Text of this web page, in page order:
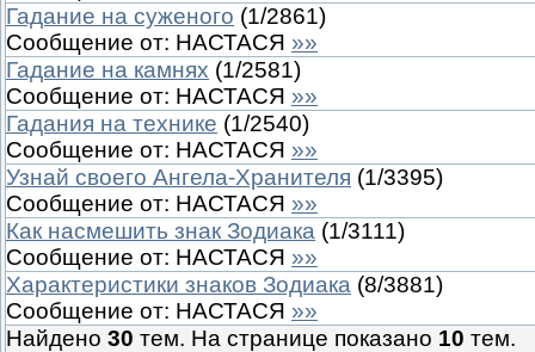
Гадание на суженого (1/2861)
Сообщение от: НАСТАСЯ »»
Гадание на камнях (1/2581)
Сообщение от: НАСТАСЯ »»
Гадания на технике (1/2540)
Сообщение от: НАСТАСЯ »»
Узнай своего Ангела-Хранителя (1/3395)
Сообщение от: НАСТАСЯ »»
Как насмешить знак Зодиака (1/3111)
Сообщение от: НАСТАСЯ »»
Характеристики знаков Зодиака (8/3881)
Сообщение от: НАСТАСЯ »»
Найдено 30 тем. На странице показано 10 тем.